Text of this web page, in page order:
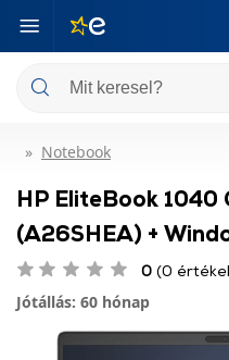
Notebook
HP EliteBook 1040
(A26SHEA) +
0 (0
Jótállás: 60 hónap